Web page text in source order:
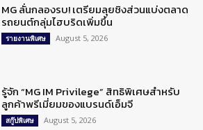
MG ลั่นกลองรบ! เตรียมลุยชิงส่วนแบ่งตลาด
รถยนต์กลุ่มไฮบริดเพิ่มขึ้น
รายงานพิเศษ August 5, 2026
รู้จัก “MG IM Privilege” สิทธิพิเศษสำหรับ
ลูกค้าพรีเมี่ยมของแบรนด์เอ็มจี
สกู๊ปพิเศษ August 5, 2026